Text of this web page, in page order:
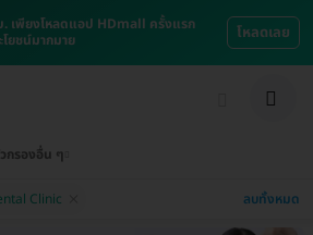
เพียงโหลดแอป HDmall ครั้งแรก
ยชน์มากมาย
โหลดเลย
กรองอื่น ๆ
Clinic ลบทั้งหมด